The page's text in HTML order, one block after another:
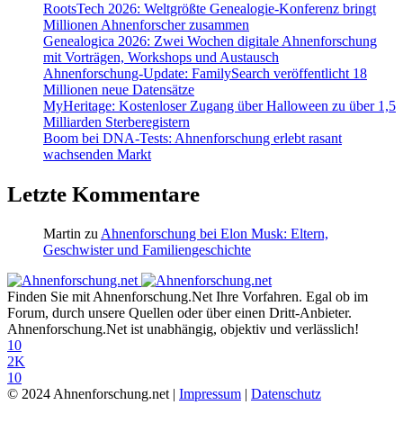
RootsTech 2026: Weltgrößte Genealogie-Konferenz bringt
Millionen Ahnenforscher zusammen
Genealogica 2026: Zwei Wochen digitale Ahnenforschung
mit Vorträgen, Workshops und Austausch
Ahnenforschung-Update: FamilySearch veröffentlicht 18
Millionen neue Datensätze
MyHeritage: Kostenloser Zugang über Halloween zu über 1,5
Milliarden Sterberegistern
Boom bei DNA-Tests: Ahnenforschung erlebt rasant
wachsenden Markt
Letzte Kommentare
Martin zu Ahnenforschung bei Elon Musk: Eltern,
Geschwister und Familiengeschichte
Finden Sie mit Ahnenforschung.Net Ihre Vorfahren. Egal ob im
Forum, durch unsere Quellen oder über einen Dritt-Anbieter.
Ahnenforschung.Net ist unabhängig, objektiv und verlässlich!
10
2K
10
© 2024 Ahnenforschung.net | Impressum | Datenschutz